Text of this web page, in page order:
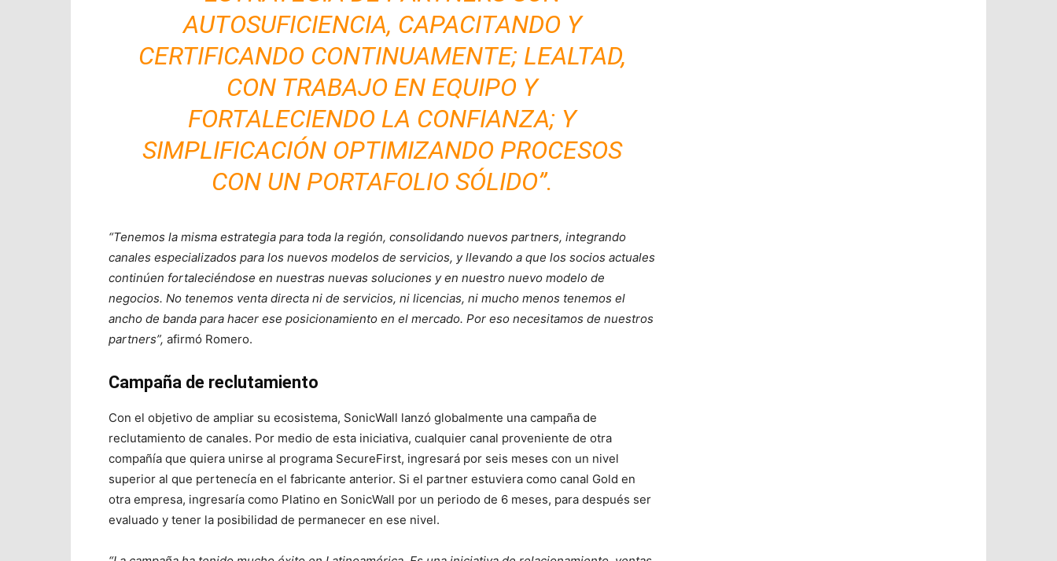
AUTOSUFICIENCIA, CAPACITANDO Y
CERTIFICANDO CONTINUAMENTE; LEALTAD,
CON TRABAJO EN EQUIPO Y
FORTALECIENDO LA CONFIANZA; Y
SIMPLIFICACIÓN OPTIMIZANDO PROCESOS
CON UN PORTAFOLIO SÓLIDO”.
“Tenemos la misma estrategia para toda la región, consolidando nuevos partners, integrando
canales especializados para los nuevos modelos de servicios, y llevando a que los socios actuales
continúen fortaleciéndose en nuestras nuevas soluciones y en nuestro nuevo modelo de
negocios. No tenemos venta directa ni de servicios, ni licencias, ni mucho menos tenemos el
ancho de banda para hacer ese posicionamiento en el mercado. Por eso necesitamos de nuestros
partners”, afirmó Romero.
Campaña de reclutamiento
Con el objetivo de ampliar su ecosistema, SonicWall lanzó globalmente una campaña de
reclutamiento de canales. Por medio de esta iniciativa, cualquier canal proveniente de otra
compañía que quiera unirse al programa SecureFirst, ingresará por seis meses con un nivel
superior al que pertenecía en el fabricante anterior. Si el partner estuviera como canal Gold en
otra empresa, ingresaría como Platino en SonicWall por un periodo de 6 meses, para después ser
evaluado y tener la posibilidad de permanecer en ese nivel.